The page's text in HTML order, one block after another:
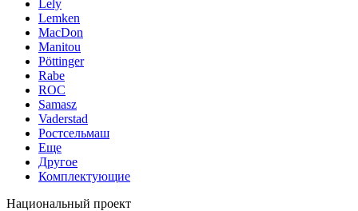
Lely
Lemken
MacDon
Manitou
Pöttinger
Rabe
ROC
Samasz
Vaderstad
Ростсельмаш
Еще
Другое
Комплектующие
Национальный проект